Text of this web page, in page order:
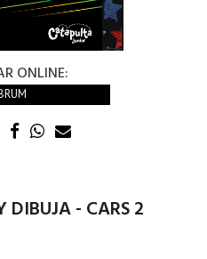
ONLINE:
DIBUJA - CARS 2